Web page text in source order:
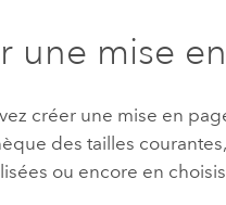
une mise
créer une mise en
des tailles
ou encore en